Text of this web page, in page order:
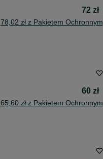
72 zł
78,02 zł z Pakietem Ochronnym
60 zł
65,60 zł z Pakietem Ochronnym